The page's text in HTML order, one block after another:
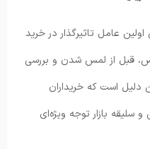
عامل تاثیرگذار در خرید
قبل از لمس شدن و بررسی
دلیل است که خریداران
بازار توجه ویژه‌ای